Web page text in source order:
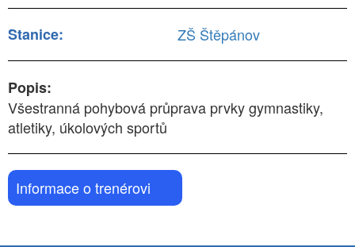
Stanice: ZŠ Štěpánov
Popis:
Všestranná pohybová průprava prvky gymnastiky,
atletiky, úkolových sportů
Informace o trenérovi